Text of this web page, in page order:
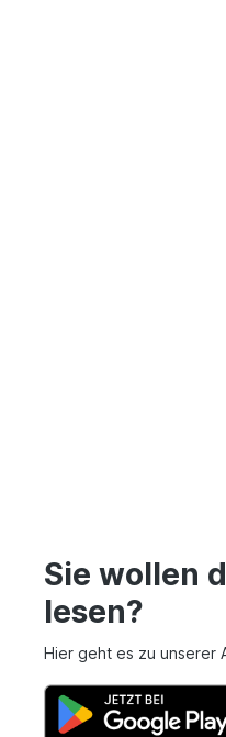
Sie wollen
lesen?
Hier geht es zu unserer